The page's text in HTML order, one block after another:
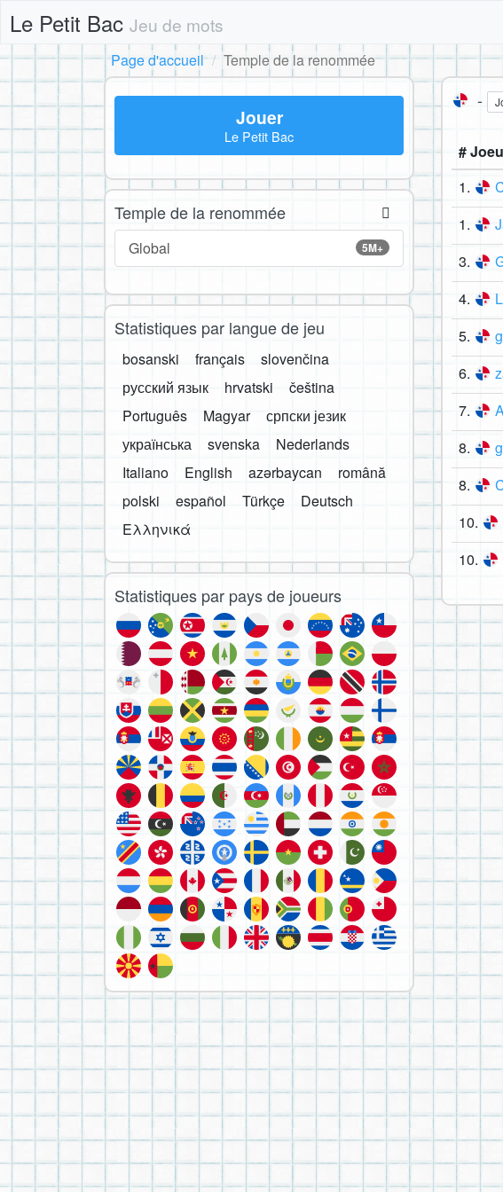
Le Petit Bac Jeu de mots
Page d'accueil
Temple de la renommée
-
#
1.
1.
3.
4.
5.
6.
7.
8.
8.
10.
10.
Jouer
Le Petit Bac
Temple de la renommée
5M+
Global
Statistiques par langue de jeu
bosanski français
slovenčina
русский язык
hrvatski
čeština
Português
Magyar
српски језик
українська
svenska
Nederlands
Italiano
English azərbaycan
română
polski
español Türkçe
Deutsch
Ελληνικά
Statistiques par pays de joueurs